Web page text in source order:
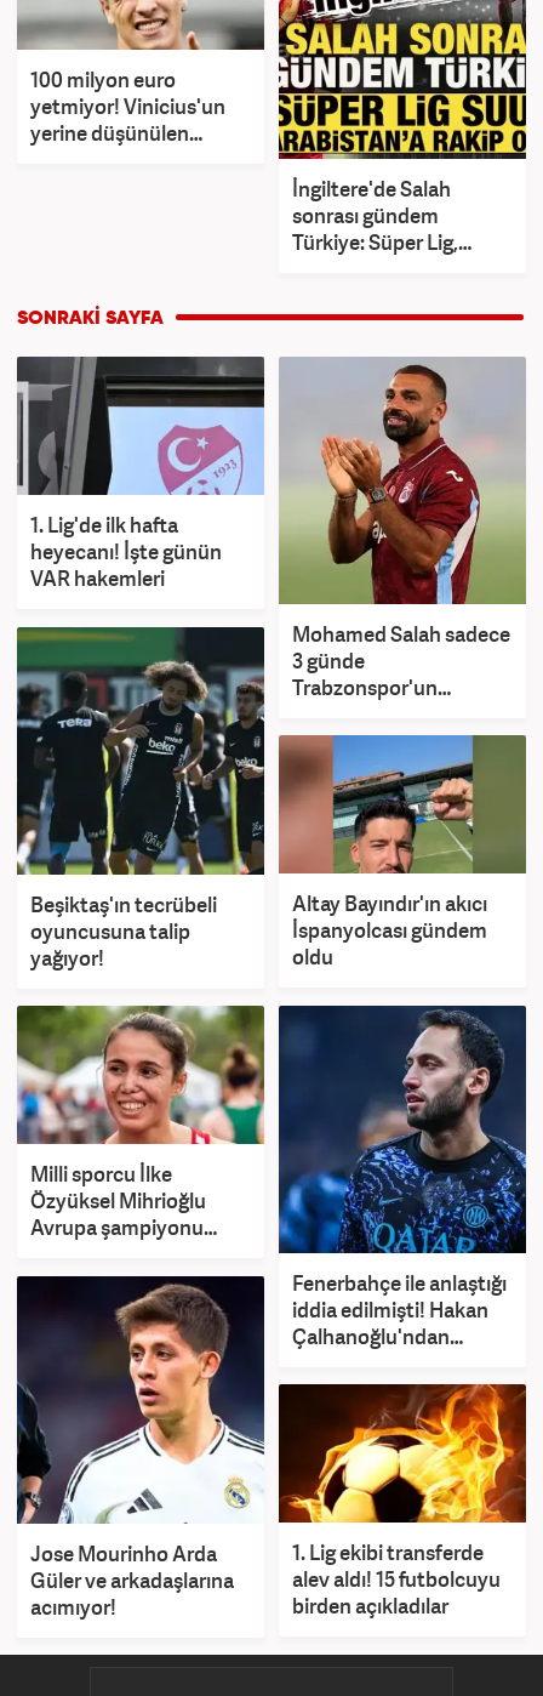
100 milyon euro
yetmiyor! Vinicius'un
yerine düşünülen
İngiltere'de Salah
sonrası gündem
Türkiye: Süper Lig,
1. Lig'de ilk hafta
heyecanı! İşte günün
VAR hakemleri
Mohamed Salah sadece
3 günde
Trabzonspor'un
doldurdu!
Beşiktaş'ın tecrübeli
oyuncusuna talip
yağıyor!
Altay Bayındır'ın akıcı
İspanyolcası gündem
oldu
Milli sporcu İlke
Özyüksel Mihrioğlu
Avrupa şampiyonu
Fenerbahçe ile anlaştığı
iddia edilmişti! Hakan
Çalhanoğlu'ndan
açıklama
Jose Mourinho Arda
Güler ve arkadaşlarına
acımıyor!
1. Lig ekibi transferde
alev aldı! 15 futbolcuyu
birden açıkladılar